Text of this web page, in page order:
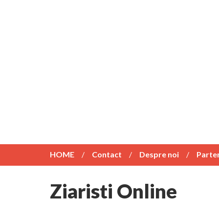
HOME Contact Despre noi
Ziaristi Online